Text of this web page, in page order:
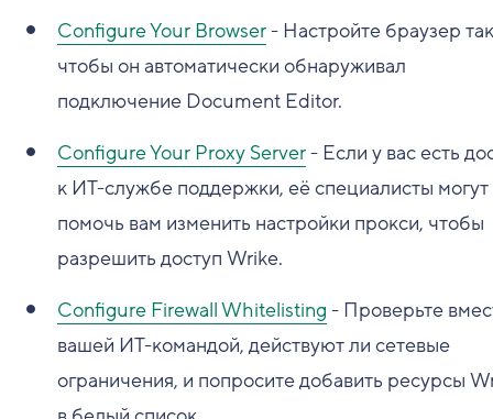
Configure Your Browser- Настройте браузер
чтобы он автоматически обнаруживал
подключение Document Editor.
Configure Your Proxy Server- Если у вас есть
к ИТ-службе поддержки, её специалисты могут
помочь вам изменить настройки прокси, чтобы
разрешить доступ Wrike.
Configure Firewall Whitelisting - Проверьте
вашей ИТ-командой, действуют ли сетевые
ограничения, и попросите добавить ресурсы